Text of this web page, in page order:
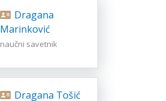
Marinković
naučni savetnik
Dragana Tošić